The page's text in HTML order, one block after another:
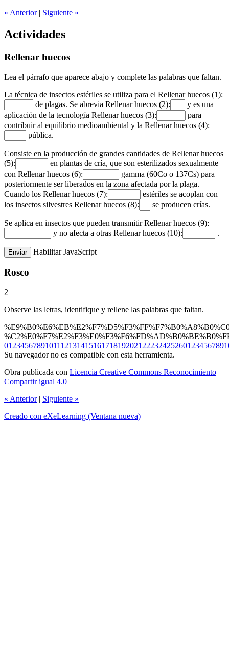
« Anterior | Siguiente »
Actividades
Rellenar huecos
Lea el párrafo que aparece abajo y complete las palabras que faltan.
La técnica de insectos estériles se utiliza para el Rellenar huecos (1):
de plagas. Se abrevia Rellenar huecos (2):
y es una
aplicación de la tecnología Rellenar huecos (3):
para
contribuir al equilibrio medioambiental y la Rellenar huecos (4):
pública.
Consiste en la producción de grandes cantidades de Rellenar huecos
(5):
en plantas de cría, que son esterilizados sexualmente
con Rellenar huecos (6):
gamma (60Co o 137Cs) para
posteriormente ser liberados en la zona afectada por la plaga.
Cuando los Rellenar huecos (7):
estériles se acoplan con
los insectos silvestres Rellenar huecos (8): se producen crías.
Se aplica en insectos que pueden transmitirRellenar huecos (9):
y no afecta a otras Rellenar huecos (10): .
Habilitar JavaScript
Rosco
2
Observe las letras, identifique y rellene las palabras que faltan.
01 23456789101112131415161718192021 222324252601 23456789
Su navegador no es compatible con esta herramienta.
Obra publicada con Licencia Creative Commons Reconocimiento
Compartir igual 4.0
« Anterior | Siguiente »
Creado con eXeLearning (Ventana nueva)